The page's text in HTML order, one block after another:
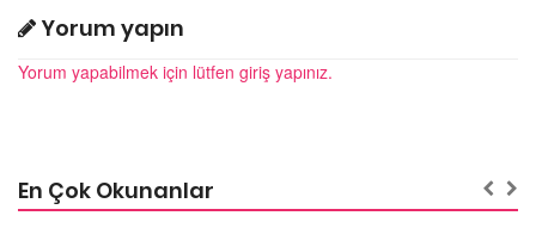
Yorum yapın
Yorum yapabilmek için lütfen giriş yapınız.
En Çok Okunanlar